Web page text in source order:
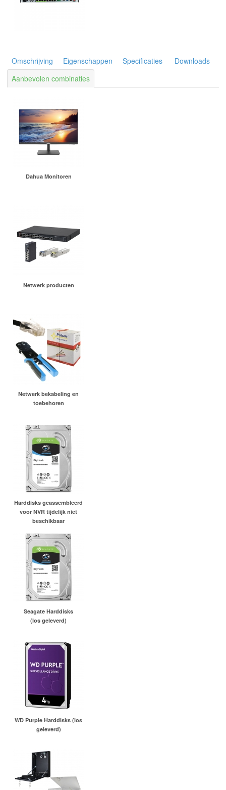
Omschrijving Eigenschappen Specificaties
Downloads
Aanbevolen combinaties
Dahua Monitoren
Netwerk producten
Netwerk bekabeling en
toebehoren
Harddisks geassembleerd
voor NVR tijdelijk niet
beschikbaar
Seagate Harddisks
(los geleverd)
WD Purple Harddisks (los
geleverd)